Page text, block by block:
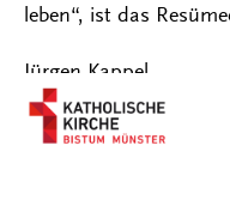
leben“, ist das
Jürgen Kappel